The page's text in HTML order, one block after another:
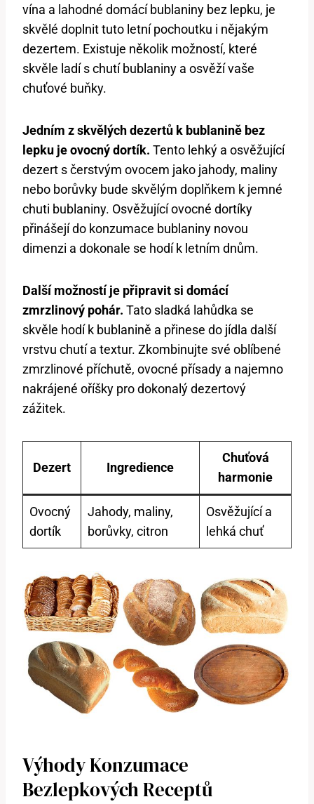
vína a lahodné domácí bublaniny bez lepku, je
skvělé doplnit tuto letní pochoutku i nějakým
dezertem. Existuje několik možností, které
skvěle ladí s chutí bublaniny a osvěží vaše
chuťové buňky.
Jedním z skvělých dezertů k bublanině bez
lepku je ovocný dortík. Tento lehký a osvěžující
dezert s čerstvým ovocem jako jahody, maliny
nebo borůvky bude skvělým doplňkem k jemné
chuti bublaniny. Osvěžující ovocné dortíky
přinášejí do konzumace bublaniny novou
dimenzi a dokonale se hodí k letním dnům.
Další možností je připravit si domácí
zmrzlinový pohár. Tato sladká lahůdka se
skvěle hodí k bublanině a přinese do jídla další
vrstvu chutí a textur. Zkombinujte své oblíbené
zmrzlinové příchutě, ovocné přísady a najemno
nakrájené oříšky pro dokonalý dezertový
zážitek.
Dezert Ingredience
Chuťová
harmonie
Ovocný
dortík
Jahody, maliny,
borůvky, citron
Osvěžující a
lehká chuť
Výhody Konzumace
Bezlepkových Receptů